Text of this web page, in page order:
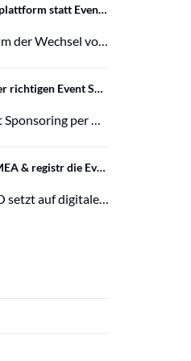
Eventplattform statt Event App: Der Wechsel von der Mobile Event App zu Polario
Warum der Wechsel von der Mobile Event App zu Polario erfolgt und wie Polario als moderne Eventplattform klassische Event Apps…
Mit der richtigen Event Sponsoring App zu mehr Reichweite, Leads und Wirkung
Event Sponsoring per App: messbar, flexibel und interaktiv. Jetzt mehr Sichtbarkeit und Wirkung für dein Event sichern.
Wie MEA & registr die Eventorganisation von 120 ERGO-Events pro Jahr optimieren
ERGO setzt auf digitale Eventorganisation mit MEA & registr. Effizient, nachhaltig und interaktiv – so gelingt moderne Eventplanung.